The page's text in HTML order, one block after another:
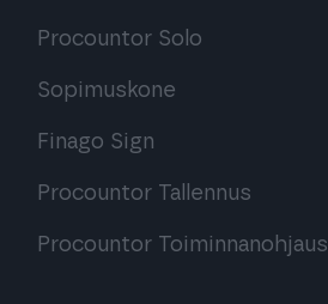
Procountor Solo
Sopimuskone
Finago Sign
Procountor Tallennus
Procountor Toiminnanohjaus